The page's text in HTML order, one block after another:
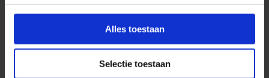
Alles toestaan
Selectie toestaan